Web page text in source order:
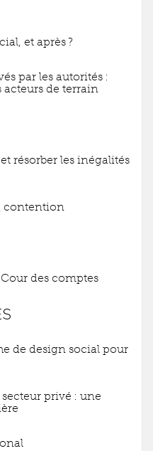
et après ?
par les autorités :
acteurs de terrain
résorber les inégalités
contention
des comptes
de design social pour
privé : une